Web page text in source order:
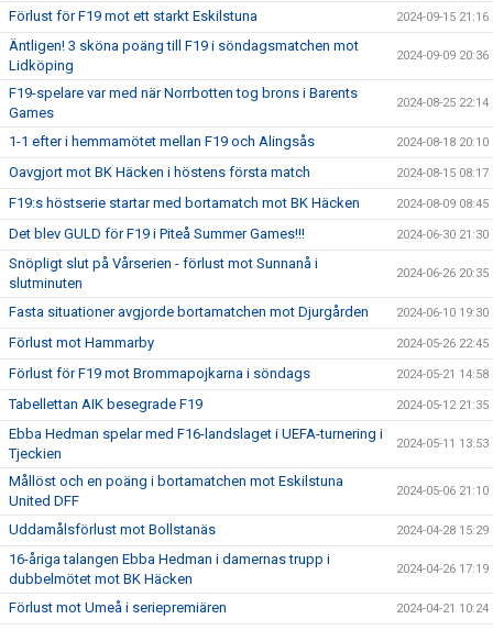
Förlust för F19 mot ett starkt Eskilstuna 2024-09-15 21:16
Äntligen! 3 sköna poäng till F19 i söndagsmatchen mot
Lidköping
2024-09-09 20:36
F19-spelare var med när Norrbotten tog brons i Barents
Games
2024-08-25 22:14
1-1 efter i hemmamötet mellan F19 och Alingsås 2024-08-18 20:10
Oavgjort mot BK Häcken i höstens första match 2024-08-15 08:17
F19:s höstserie startar med bortamatch mot BK Häcken 2024-08-09 08:45
Det blev GULD för F19 i Piteå Summer Games!!! 2024-06-30 21:30
Snöpligt slut på Vårserien - förlust mot Sunnanå i
slutminuten
2024-06-26 20:35
Fasta situationer avgjorde bortamatchen mot Djurgården 2024-06-10 19:30
Förlust mot Hammarby 2024-05-26 22:45
Förlust för F19 mot Brommapojkarna i söndags 2024-05-21 14:58
Tabellettan AIK besegrade F19 2024-05-12 21:35
Ebba Hedman spelar med F16-landslaget i UEFA-turnering i
Tjeckien
2024-05-11 13:53
Mållöst och en poäng i bortamatchen mot Eskilstuna
United DFF
2024-05-06 21:10
Uddamålsförlust mot Bollstanäs 2024-04-28 15:29
16-åriga talangen Ebba Hedman i damernas trupp i
dubbelmötet mot BK Häcken
2024-04-26 17:19
Förlust mot Umeå i seriepremiären 2024-04-21 10:24